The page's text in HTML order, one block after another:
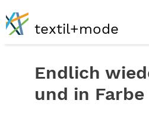
textil+mode
Endlich
und in Farbe